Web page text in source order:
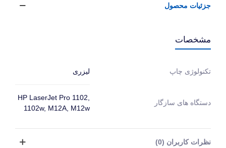
جزئیات محصول
مشخصات
تکنولوژی چاپ لیزری
دستگاه های سازگار
HP LaserJet Pro 1102,
1102w, M12A, M12w
نظرات کاربران (0)